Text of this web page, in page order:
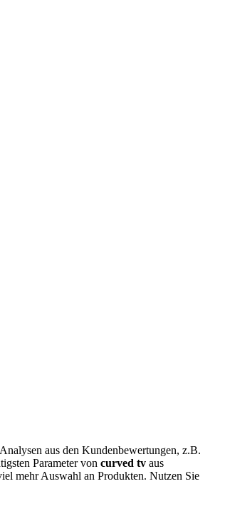
aus den Kundenbewertungen, z.B.
Parameter von curved tv aus
mehr Auswahl an Produkten. Nutzen Sie